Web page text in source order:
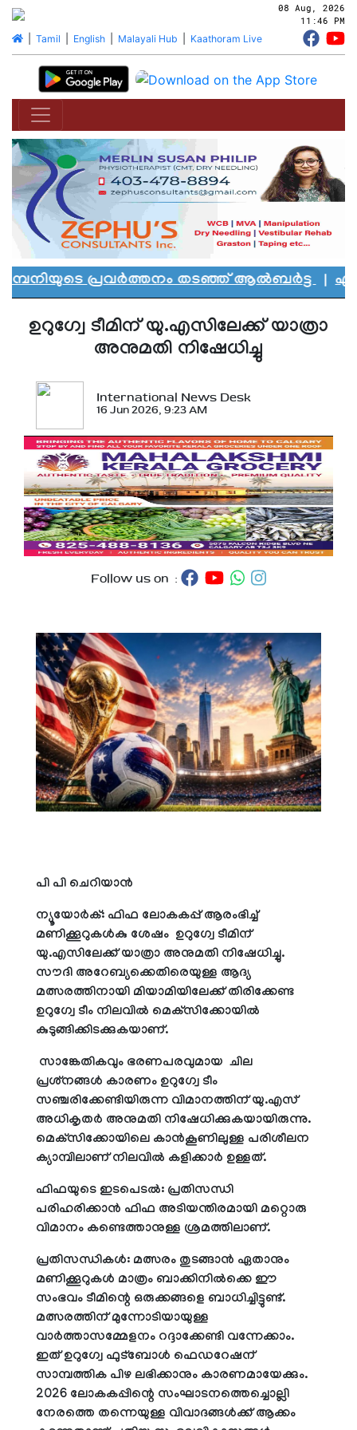
08 Aug, 2026
11:46 PM
| Tamil English| Malayali Hub Kaathoram Live
പ്രവർത്തനം തടഞ്ഞ് ആൽബർട്ട|
ഉറുഗ്വേ ടീമിന് യു.എസിലേക്ക് യാത്രാ
അനുമതി നിഷേധിച്ചു
International News Desk
16 Jun 2026, 9:23 AM
Follow us on :
പി പി ചെറിയാന്‍
ന്യൂയോര്‍ക്: ഫിഫ ലോകകപ്പ് ആരംഭിച്ച്
മണിക്കൂറുകള്‍കു ശേഷം ഉറുഗ്വേ ടീമിന്
യു.എസിലേക്ക് യാത്രാ അനുമതി നിഷേധിച്ചു.
സൗദി അറേബ്യക്കെതിരെയുള്ള ആദ്യ
മത്സരത്തിനായി മിയാമിയിലേക്ക് തിരിക്കേണ്ട
ഉറുഗ്വേ ടീം നിലവില്‍ മെക്‌സിക്കോയില്‍
കുടുങ്ങിക്കിടക്കുകയാണ്.
സാങ്കേതികവും ഭരണപരവുമായ ചില
പ്രശ്‌നങ്ങള്‍ കാരണം ഉറുഗ്വേ ടീം
സഞ്ചരിക്കേണ്ടിയിരുന്ന വിമാനത്തിന് യു.എസ്
അധികൃതര്‍ അനുമതി നിഷേധിക്കുകയായിരുന്നു.
മെക്‌സിക്കോയിലെ കാന്‍കൂണിലുള്ള പരിശീലന
ക്യാമ്പിലാണ് നിലവില്‍ കളിക്കാര്‍ ഉള്ളത്.
ഫിഫയുടെ ഇടപെടല്‍: പ്രതിസന്ധി
പരിഹരിക്കാന്‍ ഫിഫ അടിയന്തിരമായി മറ്റൊരു
വിമാനം കണ്ടെത്താനുള്ള ശ്രമത്തിലാണ്.
പ്രതിസന്ധികള്‍: മത്സരം തുടങ്ങാന്‍ ഏതാനും
മണിക്കൂറുകള്‍ മാത്രം ബാക്കിനില്‍ക്കെ ഈ
സംഭവം ടീമിന്റെ ഒരുക്കങ്ങളെ ബാധിച്ചിട്ടുണ്ട്.
മത്സരത്തിന് മുന്നോടിയായുള്ള
വാര്‍ത്താസമ്മേളനം റദ്ദാക്കേണ്ടി വന്നേക്കാം.
ഇത് ഉറുഗ്വേ ഫുട്‌ബോള്‍ ഫെഡറേഷന്
സാമ്പത്തിക പിഴ ലഭിക്കാനും കാരണമായേക്കും.
2026 ലോകകപ്പിന്റെ സംഘാടനത്തെച്ചൊല്ലി
നേരത്തെ തന്നെയുള്ള വിവാദങ്ങള്‍ക്ക് ആക്കം